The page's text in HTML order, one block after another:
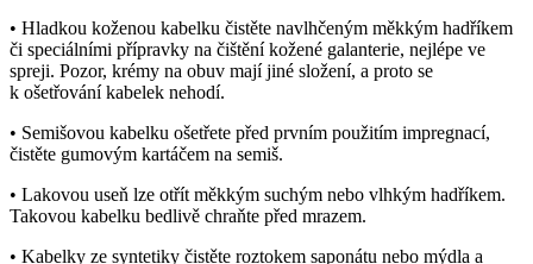
• Hladkou koženou kabelku čistěte navlhčeným měkkým hadříkem
či speciálními přípravky na čištění kožené galanterie, nejlépe ve
spreji. Pozor, krémy na obuv mají jiné složení, a proto se
k ošetřování kabelek nehodí.
• Semišovou kabelku ošetřete před prvním použitím impregnací,
čistěte gumovým kartáčem na semiš.
• Lakovou useň lze otřít měkkým suchým nebo vlhkým hadříkem.
Takovou kabelku bedlivě chraňte před mrazem.
• Kabelky ze syntetiky čistěte roztokem saponátu nebo mýdla a